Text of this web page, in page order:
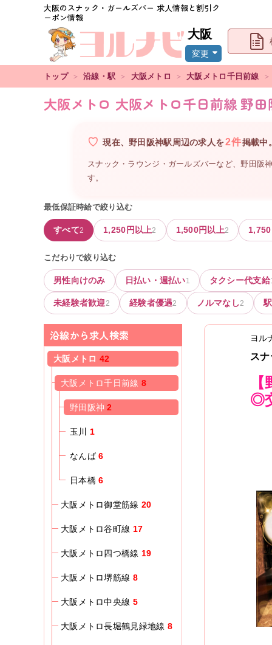
大阪のスナック・ガールズバー 求人情報と割引ク
ーポン情報
大阪
変更
トップ ＞ 沿線・駅 ＞ 大阪メトロ ＞ 大阪メトロ千日前線 ＞
大阪メトロ 大阪メトロ千日前線 野
現在、 野田阪神駅周辺の求人を2件掲載中
スナック・ラウンジ・ガールズバーなど、 野田阪
す。
最低保証時給で絞り込む
すべて2 1,250 円以上2 1,500円以上2 1,750
こだわりで絞り込む
男性向けのみ 日払い・週払い1 タクシー代支給
未経験者歓迎2 経験者優遇2 ノルマなし2
沿線から求人検索
大阪メトロ 42
大阪メトロ千日前線 8
野田阪神 2
玉川 1
なんば 6
日本橋 6
大阪メトロ御堂筋線 20
大阪メトロ谷町線 17
大阪メトロ四つ橋線 19
大阪メトロ堺筋線 8
大阪メトロ中央線 5
大阪メトロ長堀鶴見緑地線 8
ヨル
ス
◎